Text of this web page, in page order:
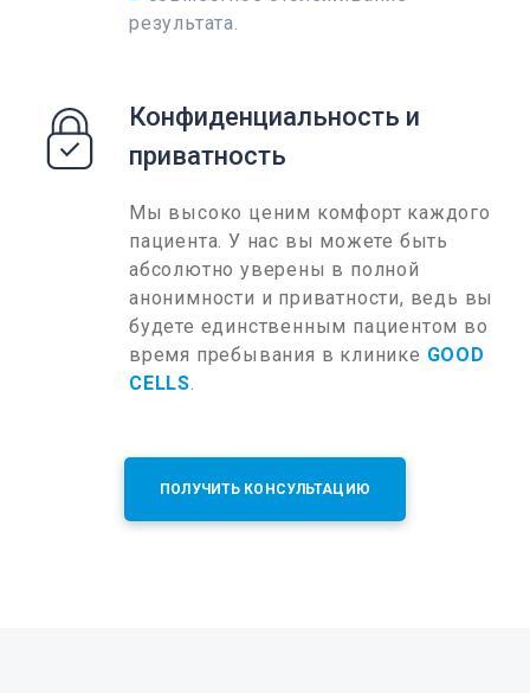
результата.
Конфиденциальность и
приватность
Мы высоко ценим комфорт каждого
пациента. У нас вы можете быть
абсолютно уверены в полной
анонимности и приватности, ведь вы
будете единственным пациентом во
время пребывания в клинике GOOD
CELLS
ПОЛУЧИТЬ КОНСУЛЬТАЦИЮ